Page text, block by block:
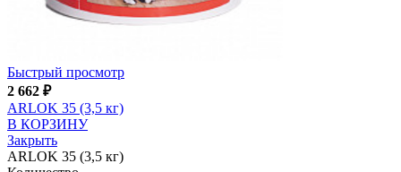
Быстрый просмотр
2 662 ₽
ARLOK 35 (3,5 кг)
В КОРЗИНУ
Закрыть
ARLOK 35 (3,5 кг)